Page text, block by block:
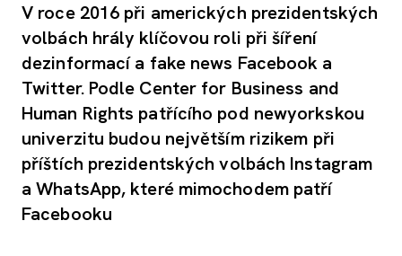
V roce 2016 při amerických prezidentských
volbách hrály klíčovou roli při šíření
dezinformací a fake news Facebook a
Twitter. Podle Center for Business and
Human Rights patřícího pod newyorkskou
univerzitu budou největším rizikem při
příštích prezidentských volbách Instagram
a WhatsApp, které mimochodem patří
Facebooku